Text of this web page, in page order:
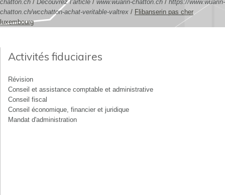
chatton.ch / Découvrez l’article / www.wuarin-chatton.ch / https://www.wuarin-
chatton.ch/wcchatton-achat-veritable-valtrex / Flibanserin pas cher
luxembourg
Activités fiduciaires
Révision
Conseil et assistance comptable et administrative
Conseil fiscal
Conseil économique, financier et juridique
Mandat d'administration